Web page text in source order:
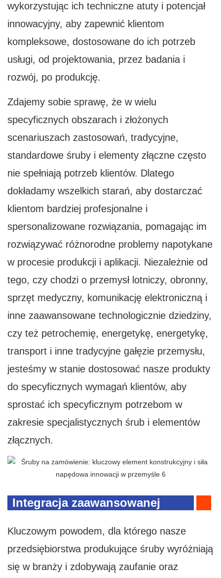
wykorzystując ich techniczne atuty i potencjał
innowacyjny, aby zapewnić klientom
kompleksowe, dostosowane do ich potrzeb
usługi, od projektowania, przez badania i
rozwój, po produkcję.
Zdajemy sobie sprawę, że w wielu
specyficznych obszarach i złożonych
scenariuszach zastosowań, tradycyjne,
standardowe śruby i elementy złączne często
nie spełniają potrzeb klientów. Dlatego
dokładamy wszelkich starań, aby dostarczać
klientom bardziej profesjonalne i
spersonalizowane rozwiązania, pomagając im
rozwiązywać różnorodne problemy napotykane
w procesie produkcji i aplikacji. Niezależnie od
tego, czy chodzi o przemysł lotniczy, obronny,
sprzęt medyczny, komunikację elektroniczną i
inne zaawansowane technologicznie dziedziny,
czy też petrochemię, energetykę, energetykę,
transport i inne tradycyjne gałęzie przemysłu,
jesteśmy w stanie dostosować nasze produkty
do specyficznych wymagań klientów, aby
sprostać ich specyficznym potrzebom w
zakresie specjalistycznych śrub i elementów
złącznych.
Integracja zaawansowanej
technologii tradycyjnej
Kluczowym powodem, dla którego nasze
przedsiębiorstwa produkujące śruby wyróżniają
się w branży i zdobywają zaufanie oraz